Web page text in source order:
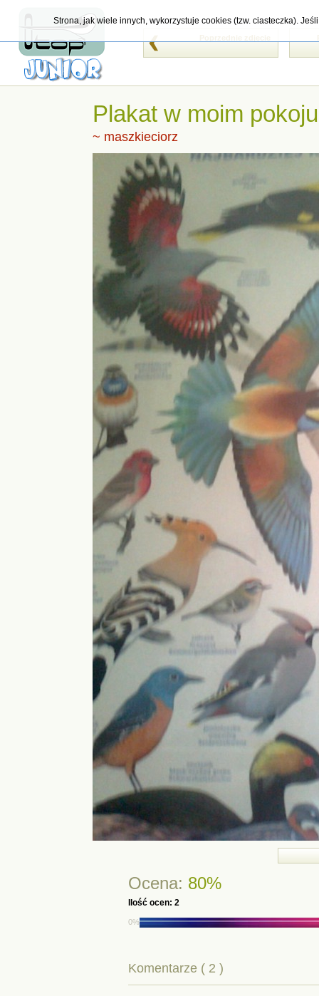
Strona, jak wiele innych, wykorzystuje cookies (tzw. ciasteczka).
Plakat w moim pokoju
~ maszkieciorz
Ocena: 80%
Ilość ocen: 2
0%
Komentarze ( 2 )